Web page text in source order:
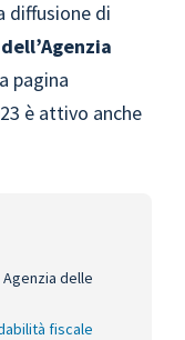
diffusione di
pagina
è attivo anche
Agenzia delle
fiscale